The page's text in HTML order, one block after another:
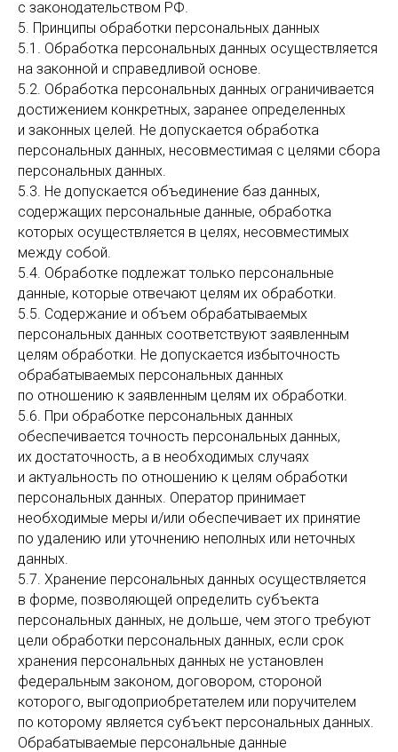
с законодательством РФ.
5. Принципы обработки персональных данных
5.1. Обработка персональных данных осуществляется
на законной и справедливой основе.
5.2. Обработка персональных данных ограничивается
достижением конкретных, заранее определенных
и законных целей. Не допускается обработка
персональных данных, несовместимая с целями сбора
персональных данных.
5.3. Не допускается объединение баз данных,
содержащих персональные данные, обработка
которых осуществляется в целях, несовместимых
между собой.
5.4. Обработке подлежат только персональные
данные, которые отвечают целям их обработки.
5.5. Содержание и объем обрабатываемых
персональных данных соответствуют заявленным
целям обработки. Не допускается избыточность
обрабатываемых персональных данных
по отношению к заявленным целям их обработки.
5.6. При обработке персональных данных
обеспечивается точность персональных данных,
их достаточность, а в необходимых случаях
и актуальность по отношению к целям обработки
персональных данных. Оператор принимает
необходимые меры и/или обеспечивает их принятие
по удалению или уточнению неполных или неточных
данных.
5.7. Хранение персональных данных осуществляется
в форме, позволяющей определить субъекта
персональных данных, не дольше, чем этого требуют
цели обработки персональных данных, если срок
хранения персональных данных не установлен
федеральным законом, договором, стороной
которого, выгодоприобретателем или поручителем
по которому является субъект персональных данных.
Обрабатываемые персональные данные